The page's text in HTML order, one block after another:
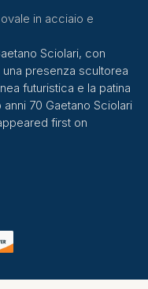
in acciaio e
Sciolari, con
presenza scultorea
futuristica e la patina
70 Gaetano Sciolari
first on